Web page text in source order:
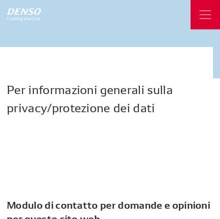
Per informazioni generali sulla
privacy/protezione dei dati
Modulo di contatto per domande e opinioni